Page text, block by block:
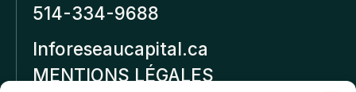
514-334-9688
Inforeseaucapital.ca
MENTIONS LÉGALES